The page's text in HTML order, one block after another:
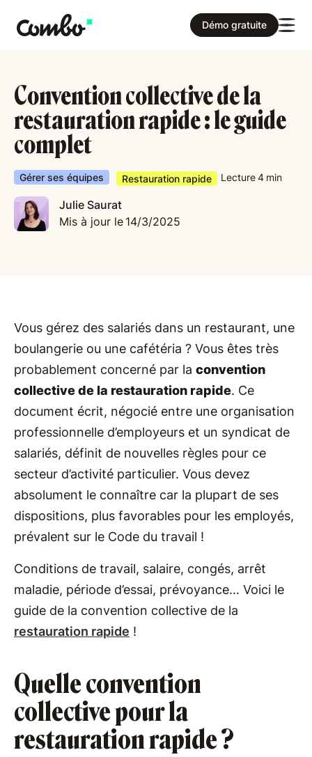
Démo gratuite
Convention collective de la
restauration rapide : le guide
complet
Gérer ses équipes Restauration rapide Lecture4 min
Julie Saurat
Mis à jour le 14/3/2025
Vous gérez des salariés dans un restaurant, une
boulangerie ou une cafétéria ? Vous êtes très
probablement concerné par la convention
collective de la restauration rapide. Ce
document écrit, négocié entre une organisation
professionnelle d’employeurs et un syndicat de
salariés, définit de nouvelles règles pour ce
secteur d’activité particulier. Vous devez
absolument le connaître car la plupart de ses
dispositions, plus favorables pour les employés,
prévalent sur le Code du travail !
Conditions de travail, salaire, congés, arrêt
maladie, période d’essai, prévoyance… Voici le
guide de la convention collective de la
restauration rapide !
Quelle convention
collective pour la
restauration rapide ?